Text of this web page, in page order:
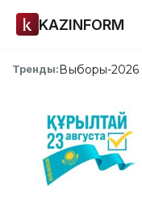
KAZINFORM
Тренды:Выборы-2026